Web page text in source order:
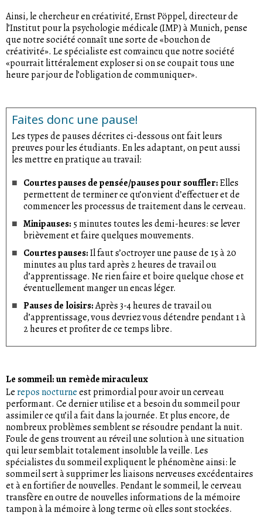
Ainsi, le chercheur en créativité, Ernst Pöppel, directeur de
l’Institut pour la psychologie médicale (IMP) à Munich, pense
que notre société connaît une sorte de «bouchon de
créativité». Le spécialiste est convaincu que notre société
«pourrait littéralement exploser si on se coupait tous une
heure par jour de l’obligation de communiquer».
Faites donc une pause!
Les types de pauses décrites ci-dessous ont fait leurs
preuves pour les étudiants. En les adaptant, on peut aussi
les mettre en pratique au travail:
Courtes pauses de pensée/pauses pour souffler:Elles
permettent de terminer ce qu’on vient d’effectuer et de
commencer les processus de traitement dans le cerveau.
Minipauses: 5 minutes toutes les demi-heures: se lever
brièvement et faire quelques mouvements.
Courtes pauses:Il faut s’octroyer une pause de 15 à 20
minutes au plus tard après 2 heures de travail ou
d’apprentissage. Ne rien faire et boire quelque chose et
éventuellement manger un encas léger.
Pauses de loisirs:Après 3-4 heures de travail ou
d’apprentissage, vous devriez vous détendre pendant 1 à
2 heures et profiter de ce temps libre.
Le sommeil: un remède miraculeux
Lerepos nocturneest primordial pour avoir un cerveau
performant. Ce dernier utilise et a besoin du sommeil pour
assimiler ce qu’il a fait dans la journée. Et plus encore, de
nombreux problèmes semblent se résoudre pendant la nuit.
Foule de gens trouvent au réveil une solution à une situation
qui leur semblait totalement insoluble la veille. Les
spécialistes du sommeil expliquent le phénomène ainsi: le
sommeil sert à supprimer les liaisons nerveuses excédentaires
et à en fortifier de nouvelles. Pendant le sommeil, le cerveau
transfère en outre de nouvelles informations de la mémoire
tampon à la mémoire à long terme où elles sont stockées.